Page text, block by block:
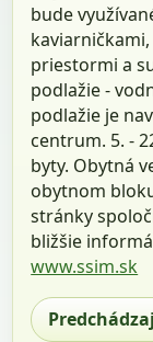
bude
priestormi a
podlažie -
podlažie je
centrum. 5. -
byty. Obytná
obytnom
stránky
bližšie
www.ssim.sk